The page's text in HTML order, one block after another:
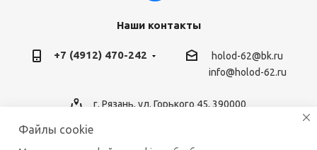
Наши контакты
+7 (4912) 470-242
holod-62@bk.ru
info@holod-62.ru
г. Рязань, ул. Горького 45, 390000
Файлы cookie